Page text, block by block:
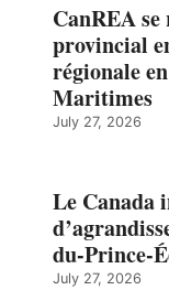
CanREA
provincial
régionale
Maritimes
July 27, 2026
Le Canada
du-Prince-
July 27, 2026